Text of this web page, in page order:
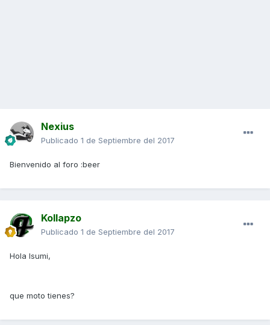
Nexius
Publicado 1 de Septiembre del 2017
Bienvenido al foro :beer
Kollapzo
Publicado 1 de Septiembre del 2017
Hola Isumi,
que moto tienes?